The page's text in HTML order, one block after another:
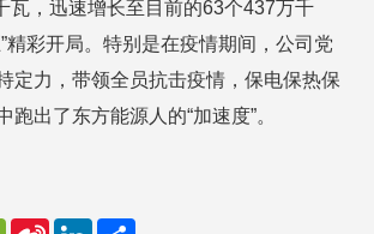
瓦，迅速增长至目前的63个437万千
精彩开局。特别是在疫情期间，公司党
定力，带领全员抗击疫情，保电保热保
跑出了东方能源人的“加速度”。
W
S
L